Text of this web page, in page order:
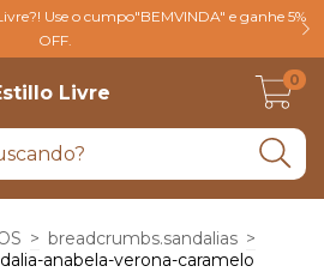
Use o cumpo"BEMVINDA" e ganhe 5%
OFF.
Livre
0
> breadcrumbs.sandalias >
anabela-verona-caramelo